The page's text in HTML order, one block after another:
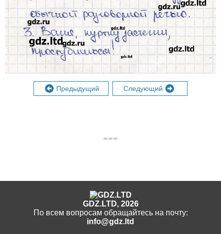
Предыдущий Следующий
GDZ.LTD, 2026
По всем вопросам обращайтесь на почту:
info@gdz.ltd